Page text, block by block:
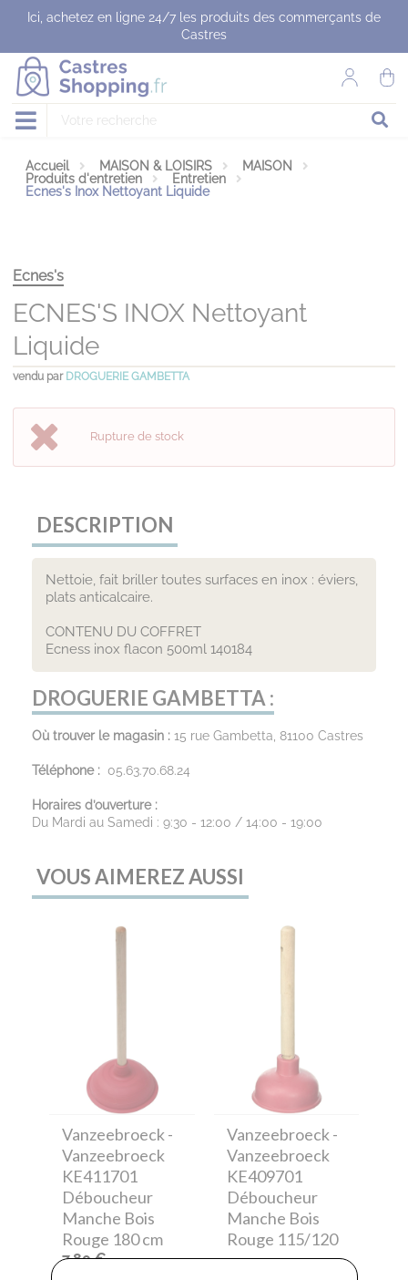
Ici, achetez en ligne 24/7 les produits des commerçants de
Castres
Accueil MAISON & LOISIRS
MAISON
Produits d'entretien
Entretien
Ecnes's Inox Nettoyant Liquide
Ecnes's
ECNES'S INOX Nettoyant
Liquide
vendu par DROGUERIE GAMBETTA
Rupture de stock
DESCRIPTION
Nettoie, fait briller toutes surfaces en inox : éviers,
plats anticalcaire.
CONTENU DU COFFRET
Ecness inox flacon 500ml 140184
DROGUERIE GAMBETTA :
Où trouver le magasin : 15 rue Gambetta, 81100 Castres
Téléphone : 05.63.70.68.24
Horaires d’ouverture :
Du Mardi au Samedi : 9:30 - 12:00 / 14:00 - 19:00
VOUS AIMEREZ AUSSI
Vanzeebroeck -
Vanzeebroeck
KE411701
Déboucheur
Manche Bois
Rouge 180 cm
7,80 €
Vanzeebroeck -
Vanzeebroeck
KE409701
Déboucheur
Manche Bois
Rouge 115/120
cm
Panneau de gestion des cookies